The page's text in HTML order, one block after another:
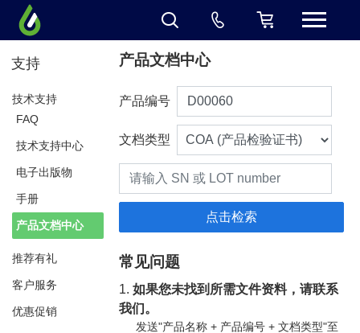
支持
技术支持
FAQ
技术支持中心
电子出版物
手册
产品文档中心
推荐有礼
客户服务
优惠促销
产品文档中心
产品编号
文档类型
常见问题
1.如果您未找到所需文件资料，请联系
我们。
发送"产品名称 + 产品编号 + 文档类型"至